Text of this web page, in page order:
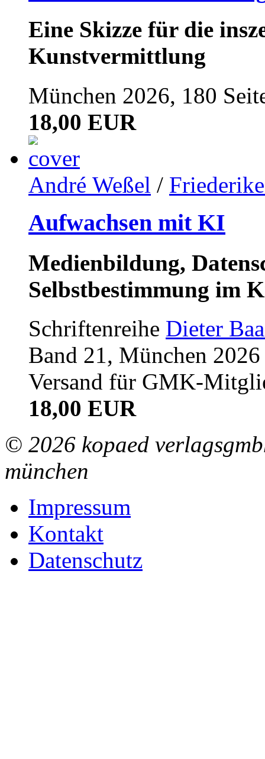
Eine Skizze für die
Kunstvermittlung
München 2026, 180
18,00 EUR
André Weßel /
Aufwachsen mit KI
Medienbildung,
Selbstbestimmung im
Schriftenreihe Dieter
Band 21, München
Versand für GMK-
18,00 EUR
© 2026 kopaed
münchen
Impressum
Kontakt
Datenschutz